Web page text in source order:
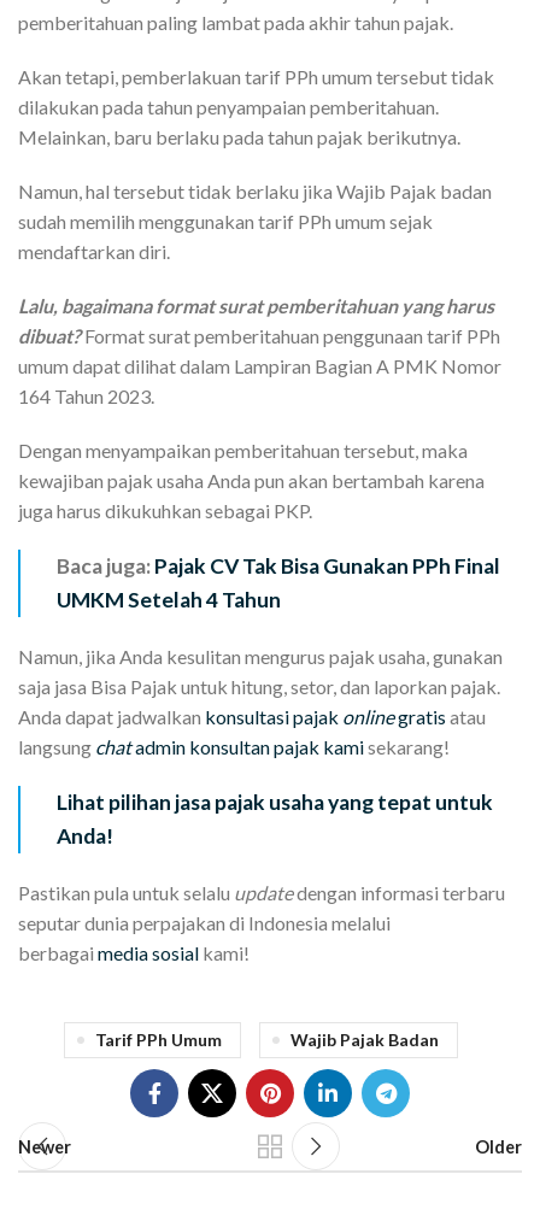
pemberitahuan paling lambat pada akhir tahun pajak.
Akan tetapi, pemberlakuan tarif PPh umum tersebut tidak
dilakukan pada tahun penyampaian pemberitahuan.
Melainkan, baru berlaku pada tahun pajak berikutnya.
Namun, hal tersebut tidak berlaku jika Wajib Pajak badan
sudah memilih menggunakan tarif PPh umum sejak
mendaftarkan diri.
Lalu, bagaimana format surat pemberitahuan yang harus
dibuat?Format surat pemberitahuan penggunaan tarif PPh
umum dapat dilihat dalam Lampiran Bagian A PMK Nomor
164 Tahun 2023.
Dengan menyampaikan pemberitahuan tersebut, maka
kewajiban pajak usaha Anda pun akan bertambah karena
juga harus dikukuhkan sebagai PKP.
Baca juga:Pajak CV Tak Bisa Gunakan PPh Final
UMKM Setelah 4 Tahun
Namun, jika Anda kesulitan mengurus pajak usaha, gunakan
saja jasa Bisa Pajak untuk hitung, setor, dan laporkan pajak.
Anda dapat jadwalkan konsultasi pajak onlinegratis atau
langsung chatadmin konsultan pajak kamisekarang!
Lihat pilihan jasa pajak usaha yang tepat untuk
Anda!
Pastikan pula untuk selalu updatedengan informasi terbaru
seputar dunia perpajakan di Indonesia melalui
berbagai media sosial kami!
Tarif PPh Umum Wajib Pajak Badan
Newer Older